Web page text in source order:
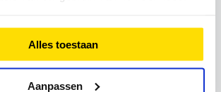
Alles toestaan
Aanpassen
14, 1406TK, Bussum
00